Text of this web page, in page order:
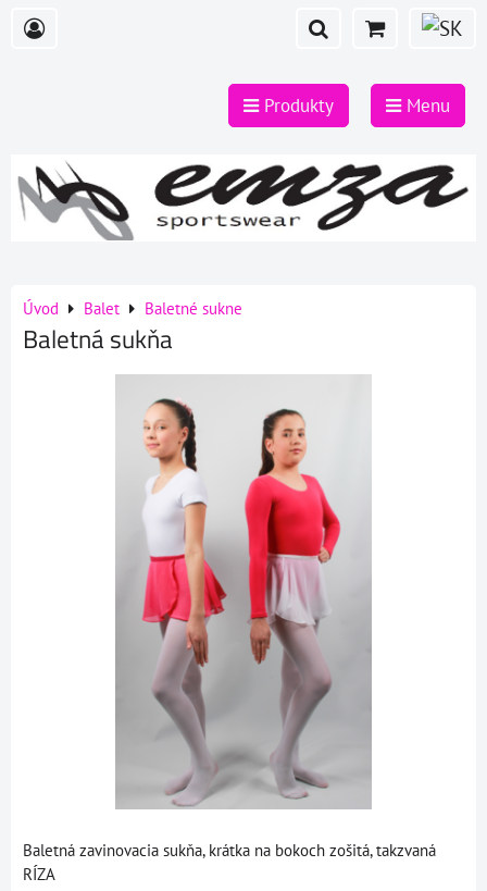
Produkty Menu
Úvod Balet Baletné sukne
Baletná sukňa
Baletná zavinovacia sukňa, krátka na bokoch zošitá, takzvaná
RÍZA